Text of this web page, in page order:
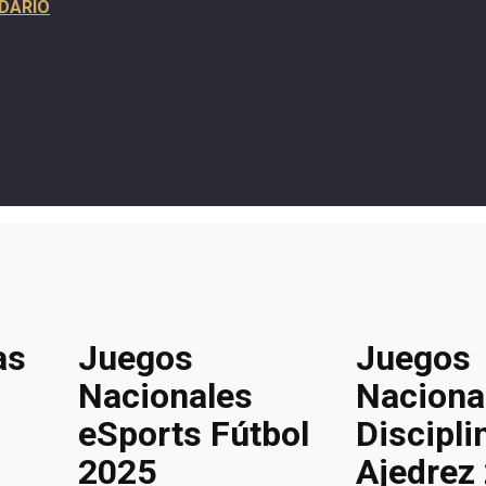
Juegos
Nacionales
eSports Fútbol
2025
Juegos
Ajedrez